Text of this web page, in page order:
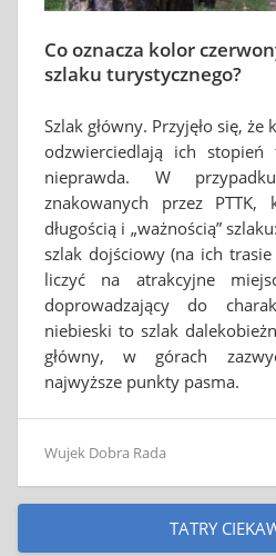
Co oznacza kolor
szlaku turystycznego?
Szlak główny. Przyjęło się,
odzwierciedlają ich
nieprawda. W
znakowanych przez
długością i „ważnością”
szlak dojściowy (na ich
liczyć na atrakcyjne
doprowadzający do
niebieski to szlak
główny, w górach
najwyższe punkty pasma.
Wujek Dobra Rada
TATRY